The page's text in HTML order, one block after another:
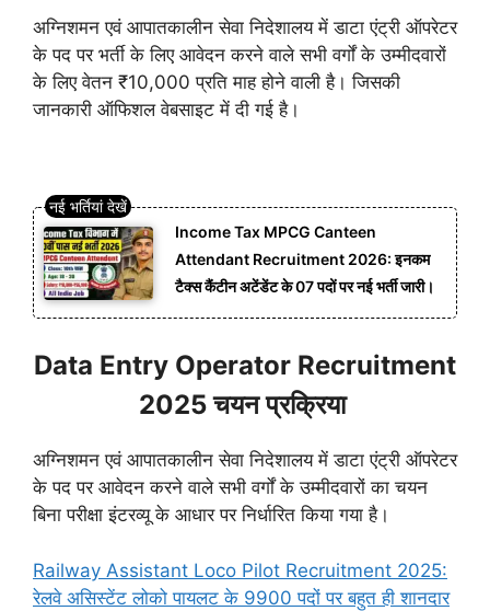
अग्निशमन एवं आपातकालीन सेवा निदेशालय में डाटा एंट्री ऑपरेटर
के पद पर भर्ती के लिए आवेदन करने वाले सभी वर्गों के उम्मीदवारों
के लिए वेतन ₹10,000 प्रति माह होने वाली है। जिसकी
जानकारी ऑफिशल वेबसाइट में दी गई है।
Income Tax MPCG Canteen
Attendant Recruitment 2026: इनकम
टैक्स कैंटीन अटेंडेंट के 07 पदों पर नई भर्ती जारी।
Data Entry Operator Recruitment
2025 चयन प्रक्रिया
अग्निशमन एवं आपातकालीन सेवा निदेशालय में डाटा एंट्री ऑपरेटर
के पद पर आवेदन करने वाले सभी वर्गों के उम्मीदवारों का चयन
बिना परीक्षा इंटरव्यू के आधार पर निर्धारित किया गया है।
Railway Assistant Loco Pilot Recruitment 2025:
रेलवे असिस्टेंट लोको पायलट के 9900 पदों पर बहुत ही शानदार